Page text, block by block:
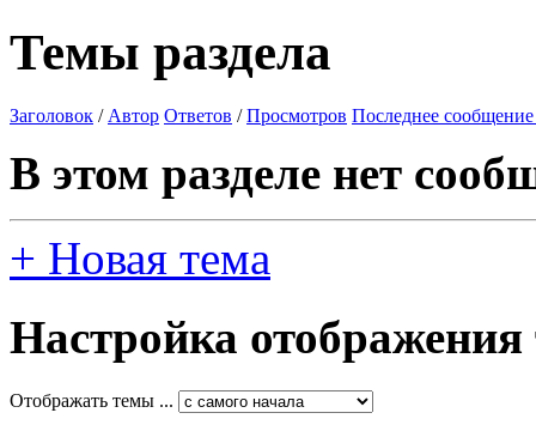
Темы раздела
Заголовок / Автор Ответов /Просмотров Последнее сообщение
В этом разделе нет
+ Новая тема
Настройка отображения
Отображать темы ...